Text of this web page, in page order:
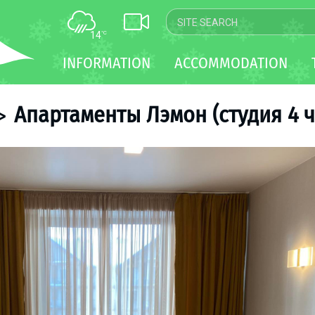
14°C
INFORMATION ACCOMMODATION
Aпартаменты Лэмон (студия 4
TRANSFER